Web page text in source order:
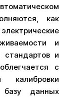
как
и
стандартов и
с
калибровки
базу данных